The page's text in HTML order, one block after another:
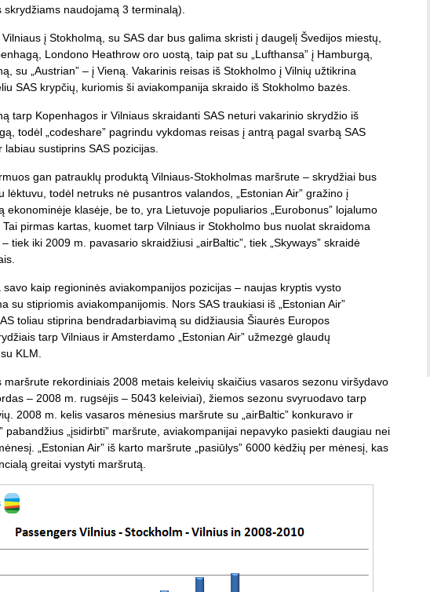
naudojamą 3 terminalą).
į Stokholmą, su SAS dar bus galima skristi į daugelį Švedijos miestų,
Londono Heathrow oro uostą, taip pat su „Lufthansa” į Hamburgą,
su „Austrian” – į Vieną. Vakarinis reisas iš Stokholmo į Vilnių užtikrina
SAS krypčių, kuriomis ši aviakompanija skraido iš Stokholmo bazės.
tarp Kopenhagos ir Vilniaus skraidanti SAS neturi vakarinio skrydžio iš
todėl „codeshare” pagrindu vykdomas reisas į antrą pagal svarbą SAS
sustiprins SAS pozicijas.
gan patrauklų produktą Vilniaus-Stokholmas maršrute – skrydžiai bus
lėktuvu, todėl netruks nė pusantros valandos, „Estonian Air” gražino į
ekonominėje klasėje, be to, yra Lietuvoje populiarios „Eurobonus” lojalumo
pirmas kartas, kuomet tarp Vilniaus ir Stokholmo bus nuolat skraidoma
tiek iki 2009 m. pavasario skraidžiusi „airBaltic”, tiek „Skyways” skraidė
savo kaip regioninės aviakompanijos pozicijas – naujas kryptis vysto
su stipriomis aviakompanijomis. Nors SAS traukiasi iš „Estonian Air”
toliau stiprina bendradarbiavimą su didžiausia Šiaurės Europos
tarp Vilniaus ir Amsterdamo „Estonian Air” užmezgė glaudų
KLM.
maršrute rekordiniais 2008 metais keleivių skaičius vasaros sezonu viršydavo
– 2008 m. rugsėjis – 5043 keleiviai), žiemos sezonu svyruodavo tarp
2008 m. kelis vasaros mėnesius maršrute su „airBaltic” konkuravo ir
pabandžius „įsidirbti” maršrute, aviakompanijai nepavyko pasiekti daugiau nei
„Estonian Air” iš karto maršrute „pasiūlys” 6000 kėdžių per mėnesį, kas
greitai vystyti maršrutą.